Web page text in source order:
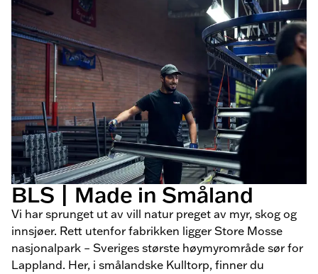
BLS | Made in Småland
Vi har sprunget ut av vill natur preget av myr, skog og
innsjøer. Rett utenfor fabrikken ligger Store Mosse
nasjonalpark – Sveriges største høymyrområde sør for
Lappland. Her, i smålandske Kulltorp, finner du